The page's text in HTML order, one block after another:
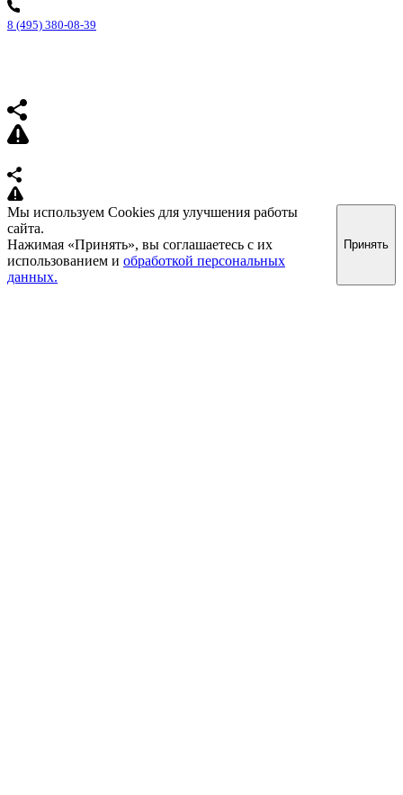
8 (495) 380-08-39
Мы используем Cookies для улучшения работы
сайта.
Нажимая «Принять», вы соглашаетесь с их
использованием и обработкой персональных
данных.
Принять